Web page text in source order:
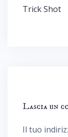
Trick Shot
Lascia un
Il tuo